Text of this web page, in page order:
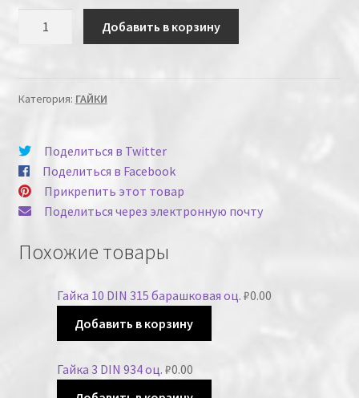
Добавить в корзину
Категория: ГАЙКИ
Поделиться в Twitter
Поделиться в Facebook
Прикрепить этот товар
Поделиться через электронную почту
Похожие товары
Гайка 10 DIN 315 барашковая оц. ₽0.00
Добавить в корзину
Гайка 3 DIN 934 оц. ₽0.00